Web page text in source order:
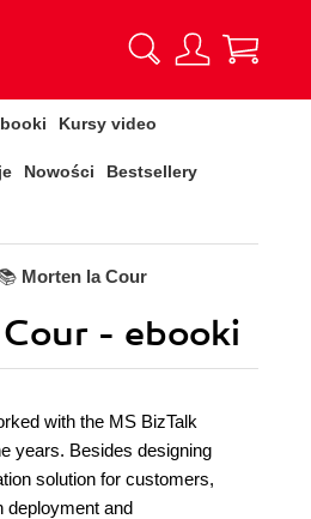
Kursy video
Nowości Bestsellery
Morten la Cour
- ebooki
with the MS BizTalk
years. Besides designing
solution for customers,
deployment and